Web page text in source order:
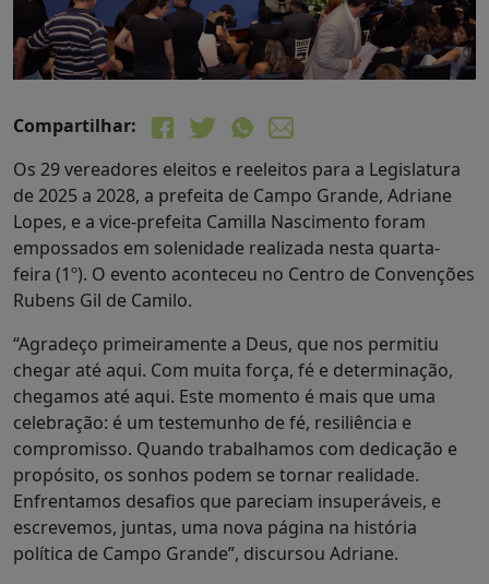
Compartilhar:
Os 29 vereadores eleitos e reeleitos para a Legislatura
de 2025 a 2028, a prefeita de Campo Grande, Adriane
Lopes, e a vice-prefeita Camilla Nascimento foram
empossados em solenidade realizada nesta quarta-
feira (1º). O evento aconteceu no Centro de Convenções
Rubens Gil de Camilo.
“Agradeço primeiramente a Deus, que nos permitiu
chegar até aqui. Com muita força, fé e determinação,
chegamos até aqui. Este momento é mais que uma
celebração: é um testemunho de fé, resiliência e
compromisso. Quando trabalhamos com dedicação e
propósito, os sonhos podem se tornar realidade.
Enfrentamos desafios que pareciam insuperáveis, e
escrevemos, juntas, uma nova página na história
política de Campo Grande”, discursou Adriane.